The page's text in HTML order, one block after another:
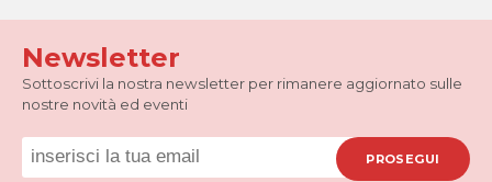
Newsletter
Sottoscrivi la nostra newsletter per rimanere aggiornato sulle
nostre novità ed eventi
PROSEGUI